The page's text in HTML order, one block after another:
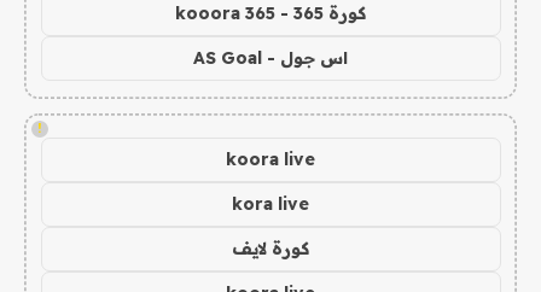
كورة 365 - kooora 365
اس جول - AS Goal
!
koora live
kora live
كورة لايف